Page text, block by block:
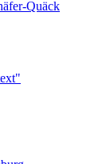
Quäck